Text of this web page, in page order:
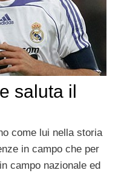
saluta il
come lui nella storia
in campo che per
campo nazionale ed